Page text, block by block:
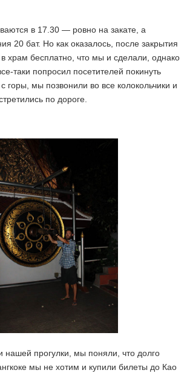
в 17.30 — ровно на закате, а
20 бат. Но как оказалось, после закрытия
храм бесплатно, что мы и сделали, однако
таки попросил посетителей покинуть
горы, мы позвонили во все колокольчики и
по дороге.
нашей прогулки, мы поняли, что долго
мы не хотим и купили билеты до Као